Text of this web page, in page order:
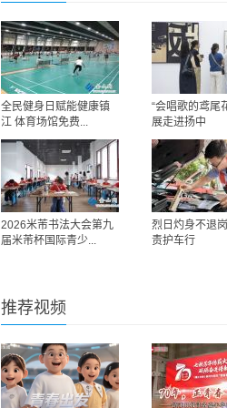
全民健身日赋能健康镇
江 体育场馆免费...
“会唱歌的鸢尾
展走进扬中
2026米芾书法大会第九
届米芾杯国际青少...
烈日灼身不退
责护车行
推荐视频